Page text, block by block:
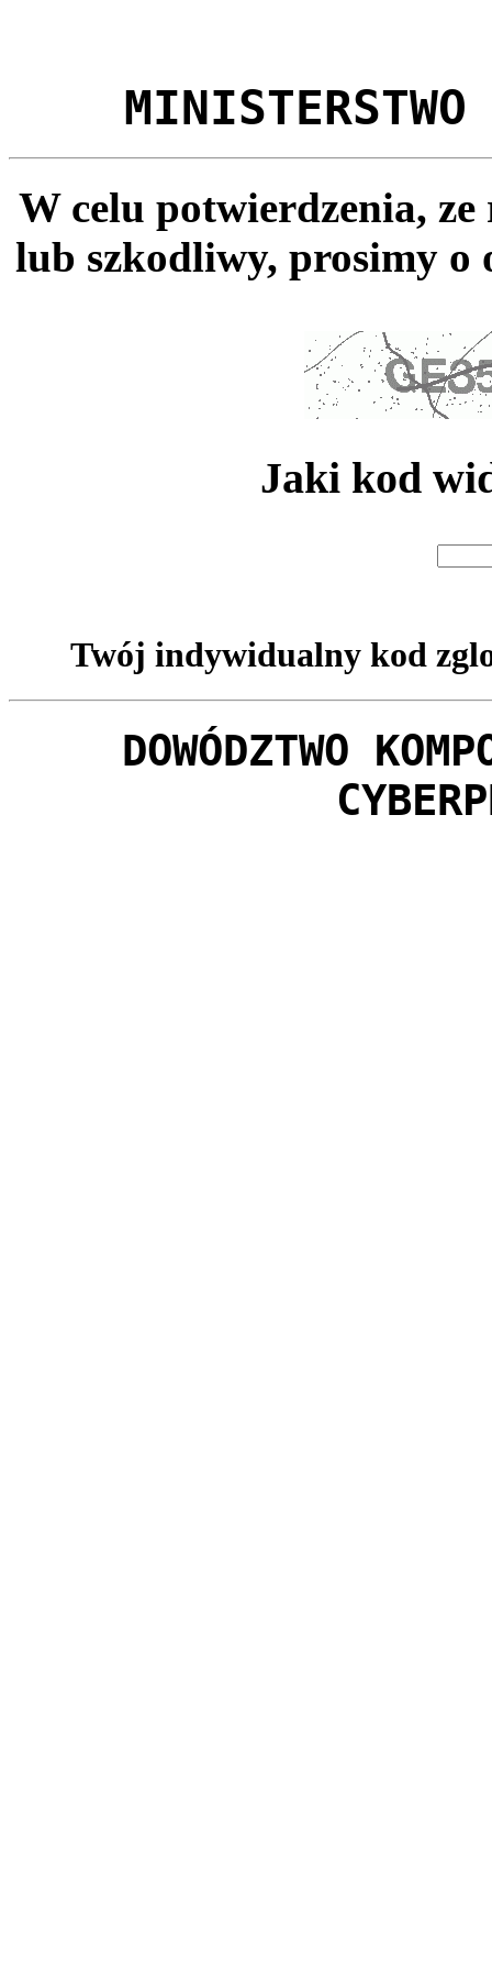
MINISTERSTWO
W celu potwierdzenia,
lub szkodliwy, prosimy o
Jaki kod
Twój indywidualny kod
DOWÓDZTWO